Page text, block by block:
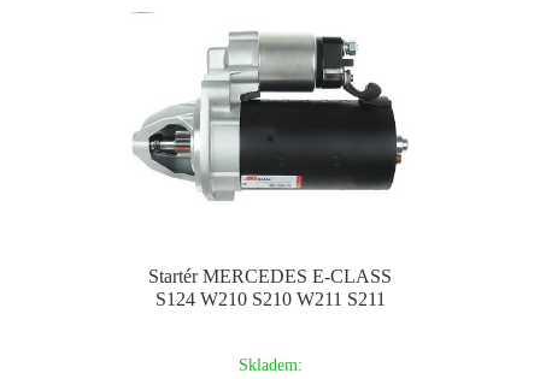
Startér MERCEDES E-CLASS
S124 W210 S210 W211 S211
Skladem: